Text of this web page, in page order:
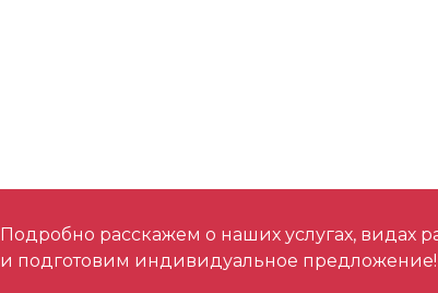
Подробно расскажем о наших услугах, видах
и подготовим индивидуальное предложение!